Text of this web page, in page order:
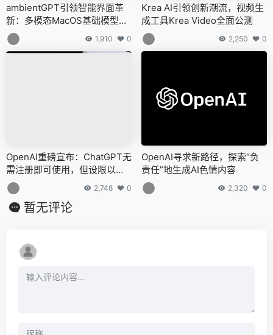
ambientGPT引领智能界面革
新：多模态MacOS基础模型操
作界面正式亮相
1,910 0
Krea AI引领创新潮流，视频生
成工具Krea Video全面公测
2,250 0
OpenAI重磅宣布：ChatGPT无
需注册即可使用，但设限以保
障体验
2,748 0
OpenAI寻求新路径，探索“负
责任”地生成AI色情内容
2,320 0
暂无评论